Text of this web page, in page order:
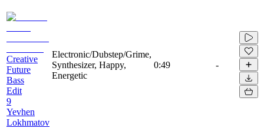
Creative
Future
Bass
Edit
9
Yevhen
Lokhmatov
Electronic/Dubstep/Grime,
Synthesizer, Happy,
Energetic
0:49 -